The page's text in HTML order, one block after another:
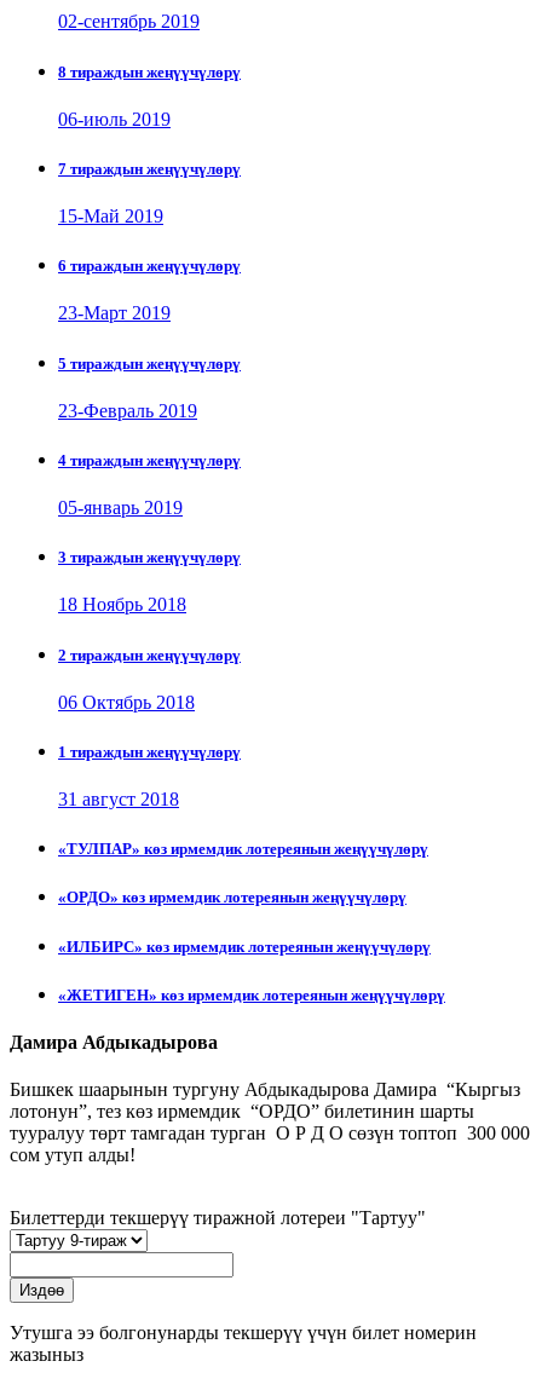
02-сентябрь 2019
8 тираждын жеңүүчүлөрү
06-июль 2019
7 тираждын жеңүүчүлөрү
15-Май 2019
6 тираждын жеңүүчүлөрү
23-Март 2019
5 тираждын жеңүүчүлөрү
23-Февраль 2019
4 тираждын жеңүүчүлөрү
05-январь 2019
3 тираждын жеңүүчүлөрү
18 Ноябрь 2018
2 тираждын жеңүүчүлөрү
06 Октябрь 2018
1 тираждын жеңүүчүлөрү
31 август 2018
«ТУЛПАР» көз ирмемдик лотереянын жеңүүчүлөрү
«ОРДО» көз ирмемдик лотереянын жеңүүчүлөрү
«ИЛБИРС» көз ирмемдик лотереянын жеңүүчүлөрү
«ЖЕТИГЕН» көз ирмемдик лотереянын жеңүүчүлөрү
Дамира Абдыкадырова
Бишкек шаарынын тургуну Абдыкадырова Дамира “Кыргыз
лотонун”, тез көз ирмемдик “ОРДО” билетинин шарты
тууралуу төрт тамгадан турган О Р Д О сөзүн топтоп 300 000
сом утуп алды!
Билеттерди текшерүү тиражной лотереи "Тартуу"
Утушга ээ болгонунарды текшерүү үчүн билет номерин
жазыныз